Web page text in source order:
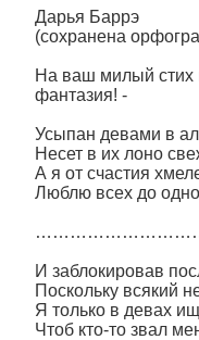
Дарья Баррэ
(сохранена
На ваш милый стих
фантазия! -
Усыпан девами в
Несет в их лоно
А я от счастия
Люблю всех до
И заблокировав
Поскольку всякий
Я только в девах
Чтоб кто-то звал